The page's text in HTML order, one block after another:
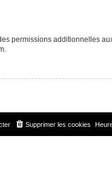
permissions additionnelles
Supprimer les cookies